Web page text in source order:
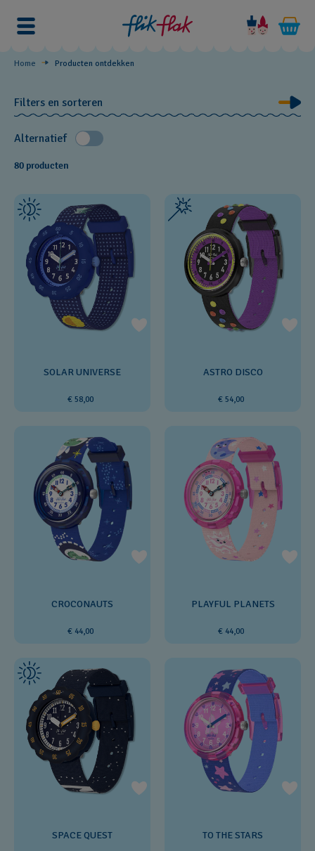
Horloges
op
thema
Home Producten ontdekken
Filters en sorteren
Alternatief
80 producten
SOLAR UNIVERSE
€ 58,00
ASTRO DISCO
€ 54,00
CROCONAUTS
€ 44,00
PLAYFUL PLANETS
€ 44,00
SPACE QUEST TO THE STARS